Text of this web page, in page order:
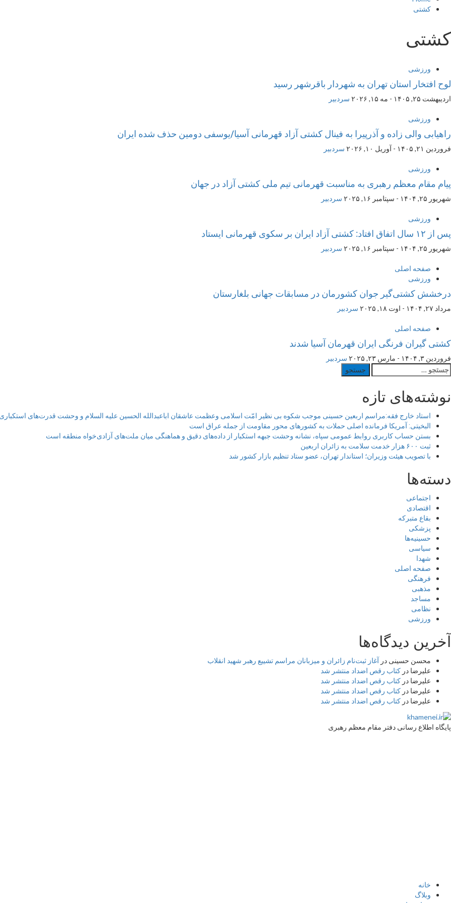
کشتی
کشتی
ورزشی
لوح افتخار استان تهران به شهردار باقرشهر رسید
اردیبهشت ۲۵, ۱۴۰۵ - مه ۱۵, ۲۰۲۶ سردبیر
ورزشی
راهیابی والی زاده و آذرپیرا به فینال کشتی آزاد قهرمانی آسیا/یوسفی دومین حذف شده ایران
فروردین ۲۱, ۱۴۰۵ - آوریل ۱۰, ۲۰۲۶ سردبیر
ورزشی
پیام مقام معظم رهبری به مناسبت قهرمانی تیم ملی کشتی آزاد در جهان
شهریور ۲۵, ۱۴۰۴ - سپتامبر ۱۶, ۲۰۲۵ سردبیر
ورزشی
پس از ۱۲ سال اتفاق افتاد: کشتی آزاد ایران بر سکوی قهرمانی ایستاد
شهریور ۲۵, ۱۴۰۴ - سپتامبر ۱۶, ۲۰۲۵ سردبیر
صفحه اصلی
ورزشی
درخشش کشتی‌گیر جوان کشورمان در مسابقات جهانی بلغارستان
مرداد ۲۷, ۱۴۰۴ - اوت ۱۸, ۲۰۲۵ سردبیر
صفحه اصلی
کشتی گیران فرنگی ایران قهرمان آسیا شدند
فروردین ۳, ۱۴۰۴ - مارس ۲۳, ۲۰۲۵
سردبیر
جستجو
برای:
نوشته‌های تازه
استاد خارج فقه:مراسم اربعین حسینی موجب شکوه بی نظیر امّت اسلامی وعظمت عاشقان اباعبدالله الحسین علیه السلام و وحشت قدرت‌های
البخیتی: آمریکا فرمانده اصلی حملات به کشورهای محور مقاومت از جمله عراق است
بستن حساب کاربری روابط عمومی سپاه، نشانه‌ وحشت جبهه استکبار از داده‌های دقیق و هماهنگی میان ملت‌های آزادی‌خواه منطقه است
ثبت ۶۰۰ هزار خدمت سلامت به زائران اربعین
با تصویب هیئت وزیران؛ استاندار تهران، عضو ستاد تنظیم بازار کشور شد
دسته‌ها
اجتماعی
اقتصادی
بقاع متبرکه
پزشکی
حسینیه‌ها
سیاسی
شهدا
صفحه اصلی
فرهنگی
مذهبی
مساجد
نظامی
ورزشی
آخرین دیدگاه‌ها
محسن حسینی در آغاز ثبت‌نام زائران و میزبانان مراسم تشییع رهبر شهید انقلاب
علیرضا در کتاب رقص اضداد منتشر شد
علیرضا در کتاب رقص اضداد منتشر شد
علیرضا در کتاب رقص اضداد منتشر شد
علیرضا در کتاب رقص اضداد منتشر شد
پایگاه اطلاع رسانی دفتر مقام معظم رهبری
خانه
وبلاگ